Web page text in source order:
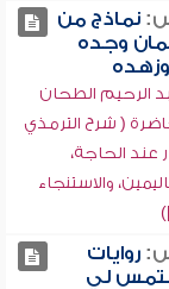
نماذج من
وجده
الرحيم الطحان
( شرح الترمذي
عند الحاجة،
والاستنجاء
روايات
لي